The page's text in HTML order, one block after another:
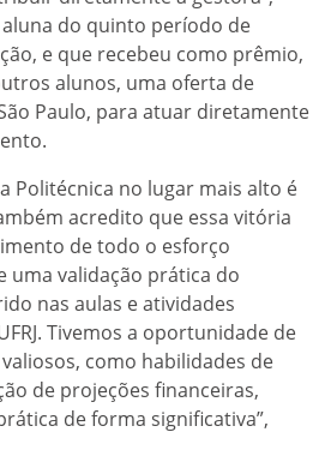
aluna do quinto período de
e que recebeu como prêmio,
alunos, uma oferta de
Paulo, para atuar diretamente
Politécnica no lugar mais alto é
acredito que essa vitória
de todo o esforço
uma validação prática do
nas aulas e atividades
Tivemos a oportunidade de
como habilidades de
de projeções financeiras,
de forma significativa”,